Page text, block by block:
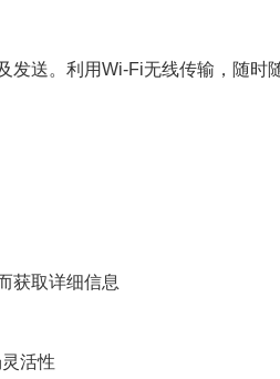
发送。利用Wi-Fi无线传输，随时
获取详细信息
活性